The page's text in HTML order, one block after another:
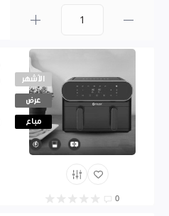
الأشهر
عرض
مباع
0